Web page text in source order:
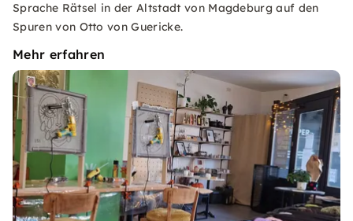
Sprache Rätsel in der Altstadt von Magdeburg auf den
Spuren von Otto von Guericke.
Mehr erfahren